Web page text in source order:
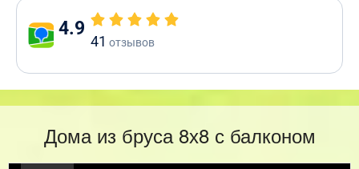
4.9
41 отзывов
Дома из бруса 8х8 с балконом